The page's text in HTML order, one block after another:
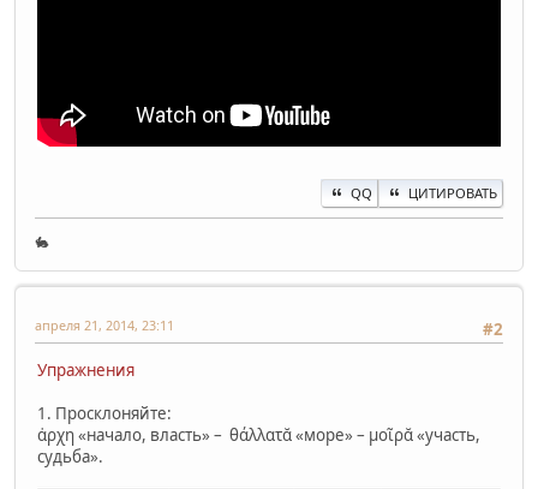
QQ ЦИТИРОВАТЬ
🐇
#2
апреля 21, 2014, 23:11
Упражнения
1. Просклоняйте:
ἀρχη «начало, власть» – θάλλατᾰ «море» – μοῖρᾰ «участь,
судьба».